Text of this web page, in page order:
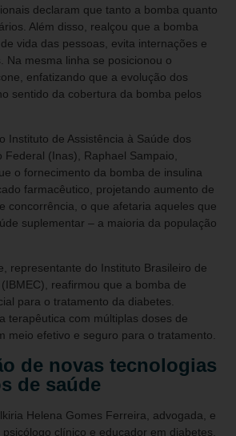
declaram que tanto a bomba quanto
Além disso, realçou que a bomba
vida das pessoas, evita internações e
Na mesma linha se posicionou o
enfatizando que a evolução dos
sentido da cobertura da bomba pelos
Instituto de Assistência à Saúde dos
Federal (Inas), Raphael Sampaio,
o fornecimento da bomba de insulina
farmacêutico, projetando aumento de
concorrência, o que afetaria aqueles que
suplementar – a maioria da população
representante do Instituto Brasileiro de
reafirmou que a bomba de
para o tratamento da diabetes.
terapêutica com múltiplas doses de
meio efetivo e seguro para o tratamento.
de novas tecnologias
de saúde
Helena Gomes Ferreira, advogada, e
clínico e educador em diabetes,